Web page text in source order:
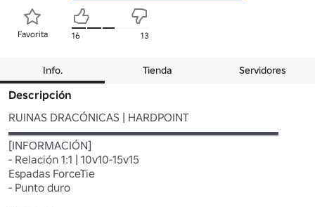
Favorita 16 13
Info. Tienda Servidores
Descripción
RUINAS DRACÓNICAS | HARDPOINT
▬▬▬▬▬▬▬▬▬▬▬▬▬▬▬▬▬▬▬▬▬▬▬▬
[INFORMACIÓN]
- Relación 1:1 | 10v10-15v15
Espadas ForceTie
- Punto duro